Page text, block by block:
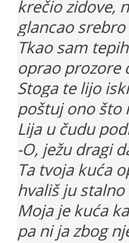
krečio zidove,
glancao
Tkao sam
oprao prozore
Stoga te lijo
poštuj ono što
Lija u čudu
-O, ježu dragi
Ta tvoja kuća
hvališ ju
Moja je kuća
pa ni ja zbog